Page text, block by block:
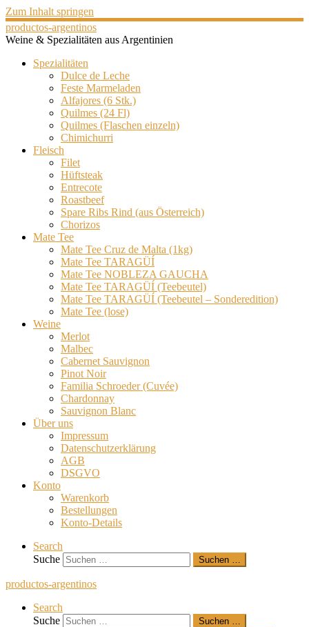
Zum Inhalt springen
productos-argentinos
Weine & Spezialitäten aus Argentinien
Spezialitäten
Dulce de Leche
Feste Marmeladen
Alfajores (6 Stk.)
Quilmes (24 Fl)
Quilmes (Flaschen einzeln)
Chimichurri
Fleisch
Filet
Hüftsteak
Entrecote
Roastbeef
Spare Ribs Rind (aus Österreich)
Chorizos
Mate Tee
Mate Tee Cruz de Malta (1kg)
Mate Tee TARAGÜÍ
Mate Tee NOBLEZA GAUCHA
Mate Tee TARAGÜÍ (Teebeutel)
Mate Tee TARAGÜÍ (Teebeutel – Sonderedition)
Mate Tee (lose)
Weine
Merlot
Malbec
Cabernet Sauvignon
Pinot Noir
Familia Schroeder (Cuvée)
Chardonnay
Sauvignon Blanc
Über uns
Impressum
Datenschutzerklärung
AGB
DSGVO
Konto
Warenkorb
Bestellungen
Konto-Details
Search
Suche
Suchen …
productos-argentinos
Search
Suche
Suchen …